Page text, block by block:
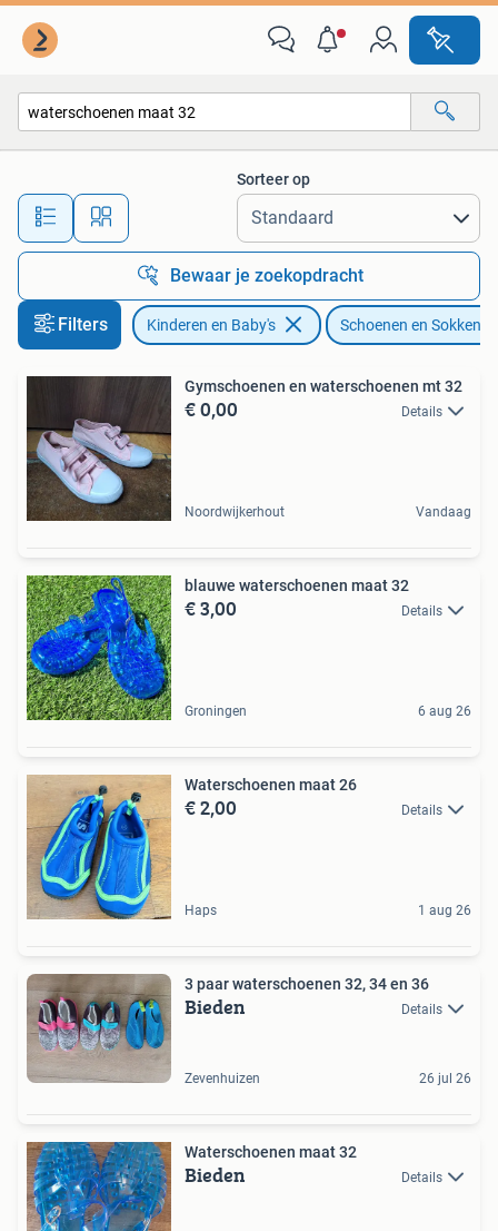
Alle afstanden…
Sorteer op
Bewaar je zoekopdracht
Filters Kinderen en Baby's Schoenen en Sokken
Gymschoenen en waterschoenen mt 32
€ 0,00 Details
Noordwijkerhout Vandaag
blauwe waterschoenen maat 32
€ 3,00 Details
Groningen 6 aug 26
Waterschoenen maat 26
€ 2,00 Details
Haps 1 aug 26
3 paar waterschoenen 32, 34 en 36
Bieden Details
Zevenhuizen 26 jul 26
Waterschoenen maat 32
Bieden Details